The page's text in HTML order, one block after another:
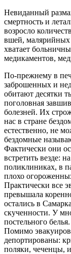
Невиданный
смертность и
возросло
вшей, малярийных
хватает
медикаментов,
По-прежнему в
заброшенных и
обитают десятки
поголовная
болезней. Их
нас в стране
естественно, не
бездомные
Фактически они
встретить везде:
поликлиниках, в
плохо
Практически все
превышала
остались в
скученности. У
постельного белья.
Помимо
депортированы:
поляки, чеченцы,